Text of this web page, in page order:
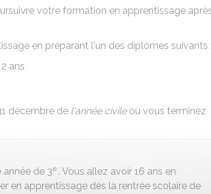
votre formation en apprentissage
en préparant l'un des diplômes suivants :
ans
décembre de l'année civileoù vous terminez
année de 3e.. Vous allez avoir 16 ans en
en apprentissage dès la rentrée scolaire de